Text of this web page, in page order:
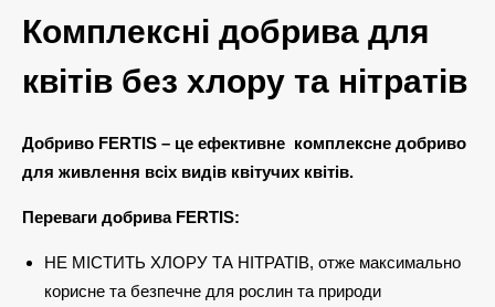
Комплексні добрива для
квітів без хлору та нітратів
Добриво FERTIS – це ефективне комплексне добриво
для живлення всіх видів квітучих квітів.
Переваги добрива FERTIS:
НЕ МІСТИТЬ ХЛОРУ ТА НІТРАТІВ, отже максимально
корисне та безпечне для рослин та природи